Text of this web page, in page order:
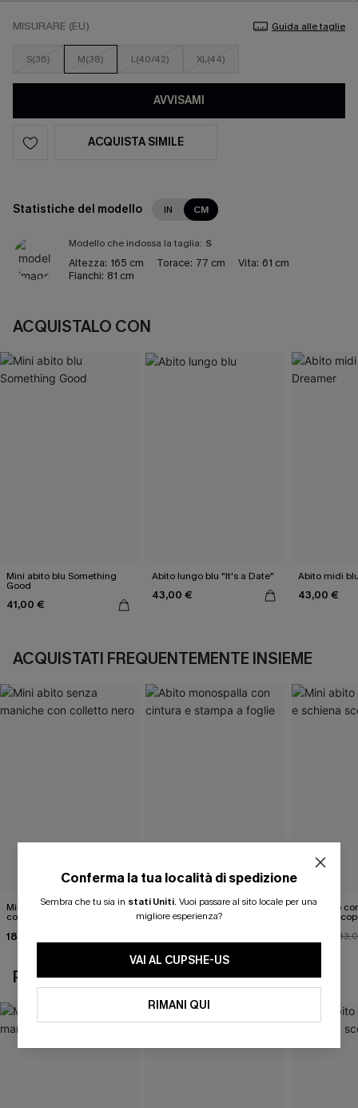
MISURARE (EU) Guida alle taglie
S(36) M(38) L(40/42) XL(44)
AVVISAMI
ACQUISTA SIMILE
Statistiche del modello IN CM
Modello che indossa la taglia: S
Altezza: 165 cm Torace: 77 cm Vita: 61 cm
Fianchi: 81 cm
ACQUISTALO CON
Mini abito blu Something
Good
41,00 €
Abito lungo blu "It's a Date"
43,00 €
Abito midi
43,00 €
ACQUISTATI FREQUENTEMENTE INSIEME
Mini abito senza maniche
con colletto nero
18,90 €
Abito monospalla con
cintura e stampa a foglie
Mini abito
schiena
POTREBBE INTERESSARTI ANCHE
Conferma la tua località di spedizione
Sembra che tu sia in stati Uniti. Vuoi passare al sito locale per una
migliore esperienza?
VAI AL CUPSHE-US
RIMANI QUI